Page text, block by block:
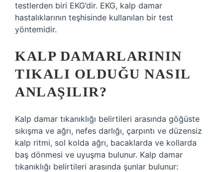
testlerden biri EKG’dir. EKG, kalp damar
hastalıklarının teşhisinde kullanılan bir test
yöntemidir.
KALP DAMARLARININ
TIKALI OLDUĞU NASIL
ANLAŞILIR?
Kalp damar tıkanıklığı belirtileri arasında göğüste
sıkışma ve ağrı, nefes darlığı, çarpıntı ve düzensiz
kalp ritmi, sol kolda ağrı, bacaklarda ve kollarda
baş dönmesi ve uyuşma bulunur. Kalp damar
tıkanıklığı belirtileri arasında şunlar bulunur: